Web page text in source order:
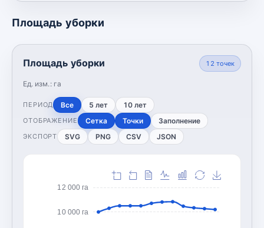
Площадь уборки
Площадь уборки
Ед. изм.: га
12 точек
ПЕРИОД Все 5 лет 10 лет
ОТОБРАЖЕНИЕ Сетка Точки Заполнение
ЭКСПОРТ SVG PNG CSV JSON
10 000 га
12 000 га